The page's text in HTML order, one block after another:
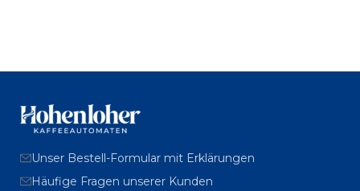
Unser Bestell-Formular mit Erklärungen
Häufige Fragen unserer Kunden